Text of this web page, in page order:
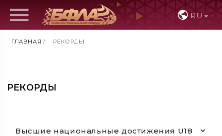
RU
ГЛАВНАЯ / РЕКОРДЫ
РЕКОРДЫ
Высшие национальные достижения U18